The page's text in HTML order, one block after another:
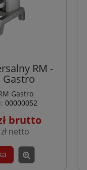
RM -
Gastro
Gastro
00000052